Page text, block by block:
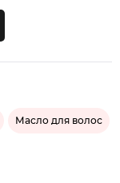
Масло для волос